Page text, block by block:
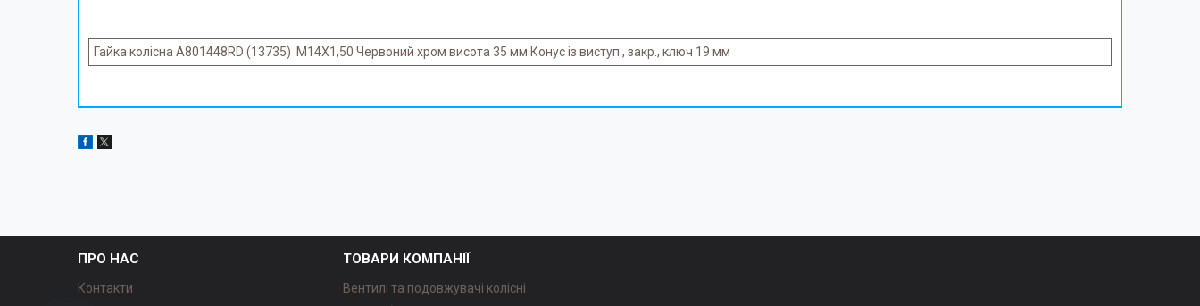
Гайка колісна A801448RD (13735) M14X1,50 Червоний хром висота 35 мм Конус із виступ., закр., ключ 19 мм
ПРО НАС
Контакти
ТОВАРИ КОМПАНІЇ
Вентилі та подовжувачі колісні